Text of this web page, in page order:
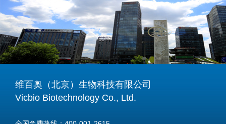
维百奥（北京）生物科技有限公司
Vicbio Biotechnology Co., Ltd.